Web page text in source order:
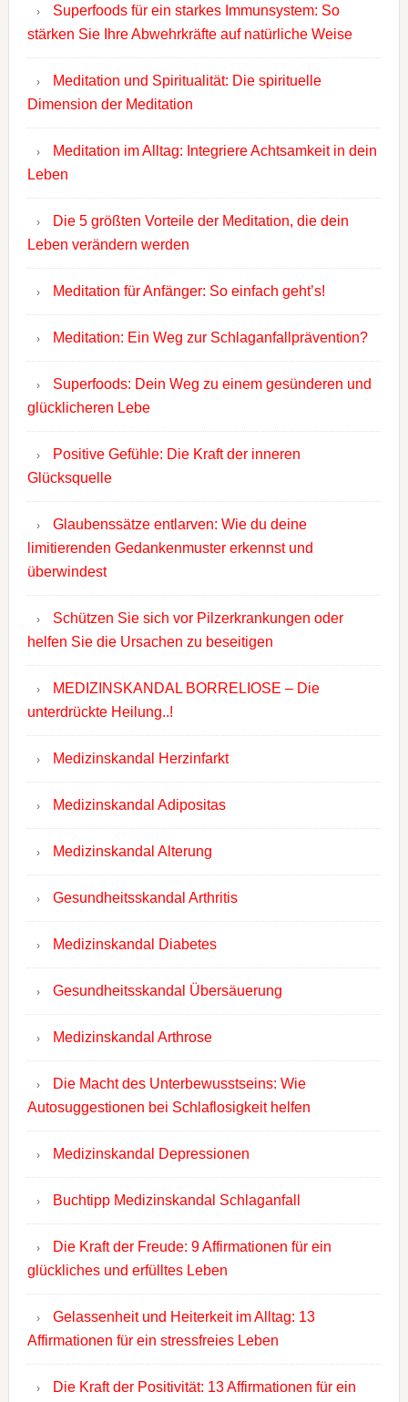
Superfoods für ein starkes Immunsystem: So
stärken Sie Ihre Abwehrkräfte auf natürliche Weise
Meditation und Spiritualität: Die spirituelle
Dimension der Meditation
Meditation im Alltag: Integriere Achtsamkeit in dein
Leben
Die 5 größten Vorteile der Meditation, die dein
Leben verändern werden
Meditation für Anfänger: So einfach geht’s!
Meditation: Ein Weg zur Schlaganfallprävention?
Superfoods: Dein Weg zu einem gesünderen und
glücklicheren Lebe
Positive Gefühle: Die Kraft der inneren
Glücksquelle
Glaubenssätze entlarven: Wie du deine
limitierenden Gedankenmuster erkennst und
überwindest
Schützen Sie sich vor Pilzerkrankungen oder
helfen Sie die Ursachen zu beseitigen
MEDIZINSKANDAL BORRELIOSE – Die
unterdrückte Heilung..!
Medizinskandal Herzinfarkt
Medizinskandal Adipositas
Medizinskandal Alterung
Gesundheitsskandal Arthritis
Medizinskandal Diabetes
Gesundheitsskandal Übersäuerung
Medizinskandal Arthrose
Die Macht des Unterbewusstseins: Wie
Autosuggestionen bei Schlaflosigkeit helfen
Medizinskandal Depressionen
Buchtipp Medizinskandal Schlaganfall
Die Kraft der Freude: 9 Affirmationen für ein
glückliches und erfülltes Leben
Gelassenheit und Heiterkeit im Alltag: 13
Affirmationen für ein stressfreies Leben
Die Kraft der Positivität: 13 Affirmationen für ein